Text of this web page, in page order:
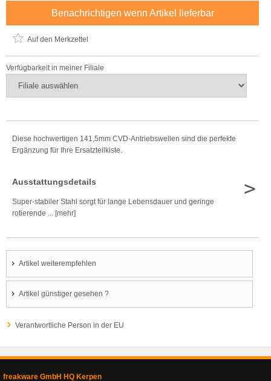
Benachrichtigen wenn Artikel lieferbar
Auf den Merkzettel
Verfügbarkeit in meiner Filiale
Diese hochwertigen 141,5mm CVD-Antriebswellen sind die perfekte
Ergänzung für Ihre Ersatzteilkiste.
Ausstattungsdetails
Super-stabiler Stahl sorgt für lange Lebensdauer und geringe
rotierende ... [mehr]
>
Artikel weiterempfehlen
Artikel günstiger gesehen ?
Verantwortliche Person in der EU
freakware GmbH HQ Kerpen